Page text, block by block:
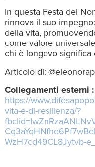
In questa Festa dei
rinnova il suo
della vita,
come valore
chi è longevo significa
Articolo di:
Collegamenti esterni :
https://
vita-e-di-resilienza/?
WzH7cd49CL8Jytvb-